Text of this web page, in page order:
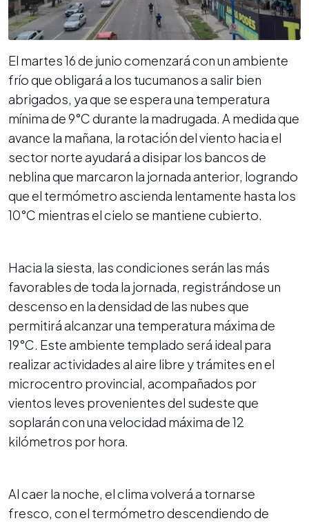
El martes 16 de junio comenzará con un ambiente
frío que obligará a los tucumanos a salir bien
abrigados, ya que se espera una temperatura
mínima de 9°C durante la madrugada. A medida que
avance la mañana, la rotación del viento hacia el
sector norte ayudará a disipar los bancos de
neblina que marcaron la jornada anterior, logrando
que el termómetro ascienda lentamente hasta los
10°C mientras el cielo se mantiene cubierto.
Hacia la siesta, las condiciones serán las más
favorables de toda la jornada, registrándose un
descenso en la densidad de las nubes que
permitirá alcanzar una temperatura máxima de
19°C. Este ambiente templado será ideal para
realizar actividades al aire libre y trámites en el
microcentro provincial, acompañados por
vientos leves provenientes del sudeste que
soplarán con una velocidad máxima de 12
kilómetros por hora.
Al caer la noche, el clima volverá a tornarse
fresco, con el termómetro descendiendo de